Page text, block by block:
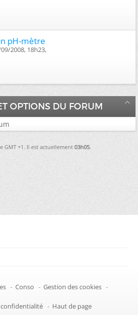
pH-mètre
2008, 18h23,
OPTIONS DU FORUM
GMT +1. Il est actuellement03h05.
- Conso - Gestion des cookies -
- Haut de page